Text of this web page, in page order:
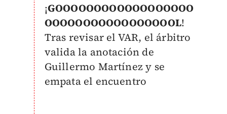
¡GOOOOOOOOOOOOOOOOOO
OOOOOOOOOOOOOOOOOL!
Tras revisar el VAR, el árbitro
valida la anotación de
Guillermo Martínez y se
empata el encuentro